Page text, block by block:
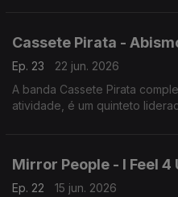
Cassete Pirata -
Ep. 23
22 jun. 2026
A banda Cassete Pirata
atividade, é um quinteto
Mirror People - I Feel 4
Ep. 22
15 jun. 2026